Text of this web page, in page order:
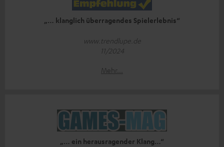
„… klanglich überragendes Spielerlebnis“
www.trendlupe.de
11/2024
Mehr...
„… ein herausragender Klang…“